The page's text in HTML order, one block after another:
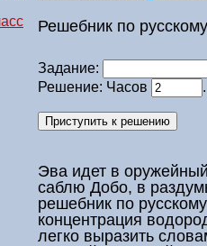
Решебник по
Задание:
Решение: Часов
Эва идет в
саблю Добо, в
решебник по
концентрация
легко выразить